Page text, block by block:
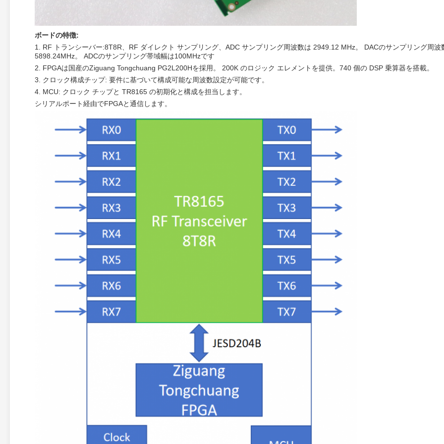
ボードの特徴:
1. RF トランシーバー‌:8T8R、RF ダイレクト サンプリング、ADC サンプリング周波数は 2949.12 MHz。 DACのサンプリング周波
5898.24MHz。 ADCのサンプリング帯域幅は100MHzです
2. FPGAは国産のZiguang Tongchuang PG2L200Hを採用。 200K のロジック エレメントを提供。740 個の DSP 乗算器を搭載。
3. クロック構成チップ‌: 要件に基づいて構成可能な周波数設定が可能です。
4. ‌MCU‌: クロック チップと TR8165 の初期化と構成を担当します。
シリアルポート経由でFPGAと通信します。